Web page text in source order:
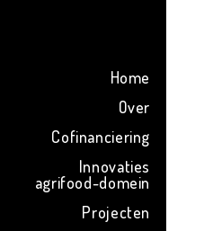
Home
Over
Cofinanciering
Innovaties
agrifood-domein
Projecten